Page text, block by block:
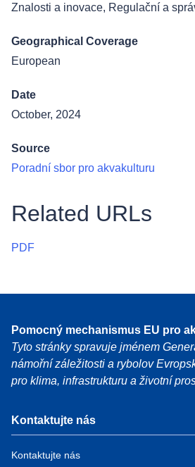
Znalosti a inovace, Regulační a
Geographical Coverage
European
Date
October, 2024
Source
Poradní sbor pro akvakulturu
Related URLs
PDF
Pomocný mechanismus EU pro
Tyto stránky spravuje jménem
námořní záležitosti a rybolov
pro klima, infrastrukturu a životní
Kontaktujte nás
Kontaktujte nás